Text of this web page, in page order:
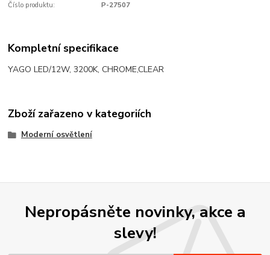
Číslo produktu: P-27507
Kompletní specifikace
YAGO LED/12W, 3200K, CHROME,CLEAR
Zboží zařazeno v kategoriích
Moderní osvětlení
Nepropásněte novinky, akce a
slevy!